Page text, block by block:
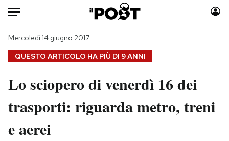
HOME
Italia
Politica
Tecnologia
Moda
Consumismi
QUESTO ARTICOLO HA PIÙ DI 9 ANNI
Mercoledì 14 giugno 2017
Lo sciopero di venerdì 16 dei
trasporti: riguarda metro, treni
e aerei